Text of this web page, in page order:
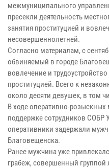
межмуниципального
пресекли деятельность
занятия проституцией и
несовершеннолетней.
Согласно материалам, с
обвиняемый в городе
вовлечение и
проституцией. Всего к
около десяти девушек, в том
В ходе оперативно-
поддержке сотрудников СОБР
оперативники задержали
Благовещенска.
Ранее мужчина уже
грабеж, совершенный